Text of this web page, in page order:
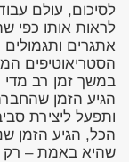
לסיכום, עולם
לראות אותו כפי
אתגרים
הסטריאוטיפים
במשך זמן רב מדי
הגיע הזמן
ותפעל ליצירת
הכל, הגיע הזמן
שהיא באמת – רק